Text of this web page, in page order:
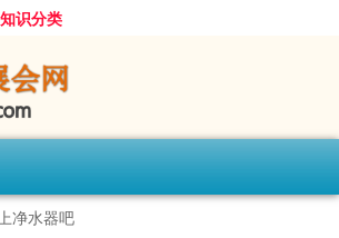
知识分类
净水器吧